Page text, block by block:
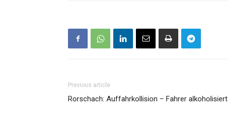
Previous article
Rorschach: Auffahrkollision – Fahrer alkoholisiert